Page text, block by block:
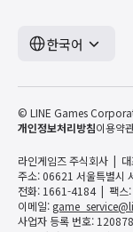
한국어
© LINE Games
개인정보처리방침이용약
라인게임즈 주식회사
주소: 06621 서울특별시
전화: 1661-4184
팩
이메일:
사업자 등록 번호: